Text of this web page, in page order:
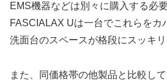
EMS機器などは別々に購入する必
FASCIALAX Uは一台でこれらをカ
洗面台のスペースが格段にスッキリ
また、同価格帯の他製品と比較し